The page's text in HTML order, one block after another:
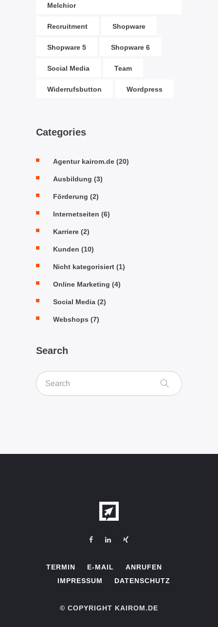
Melchior
Recruitment Shopware
Shopware 5 Shopware 6
Social Media Team
Widerrufsbutton Wordpress
Categories
Agentur kairom.de (20)
Ausbildung (3)
Förderung (2)
Internetseiten (6)
Karriere (2)
Kunden (10)
Nicht kategorisiert (1)
Online Marketing (4)
Social Media (2)
Webshops (7)
Search
TERMIN E-MAIL
ANRUFEN
IMPRESSUM
DATENSCHUTZ
© COPYRIGHT KAIROM.DE